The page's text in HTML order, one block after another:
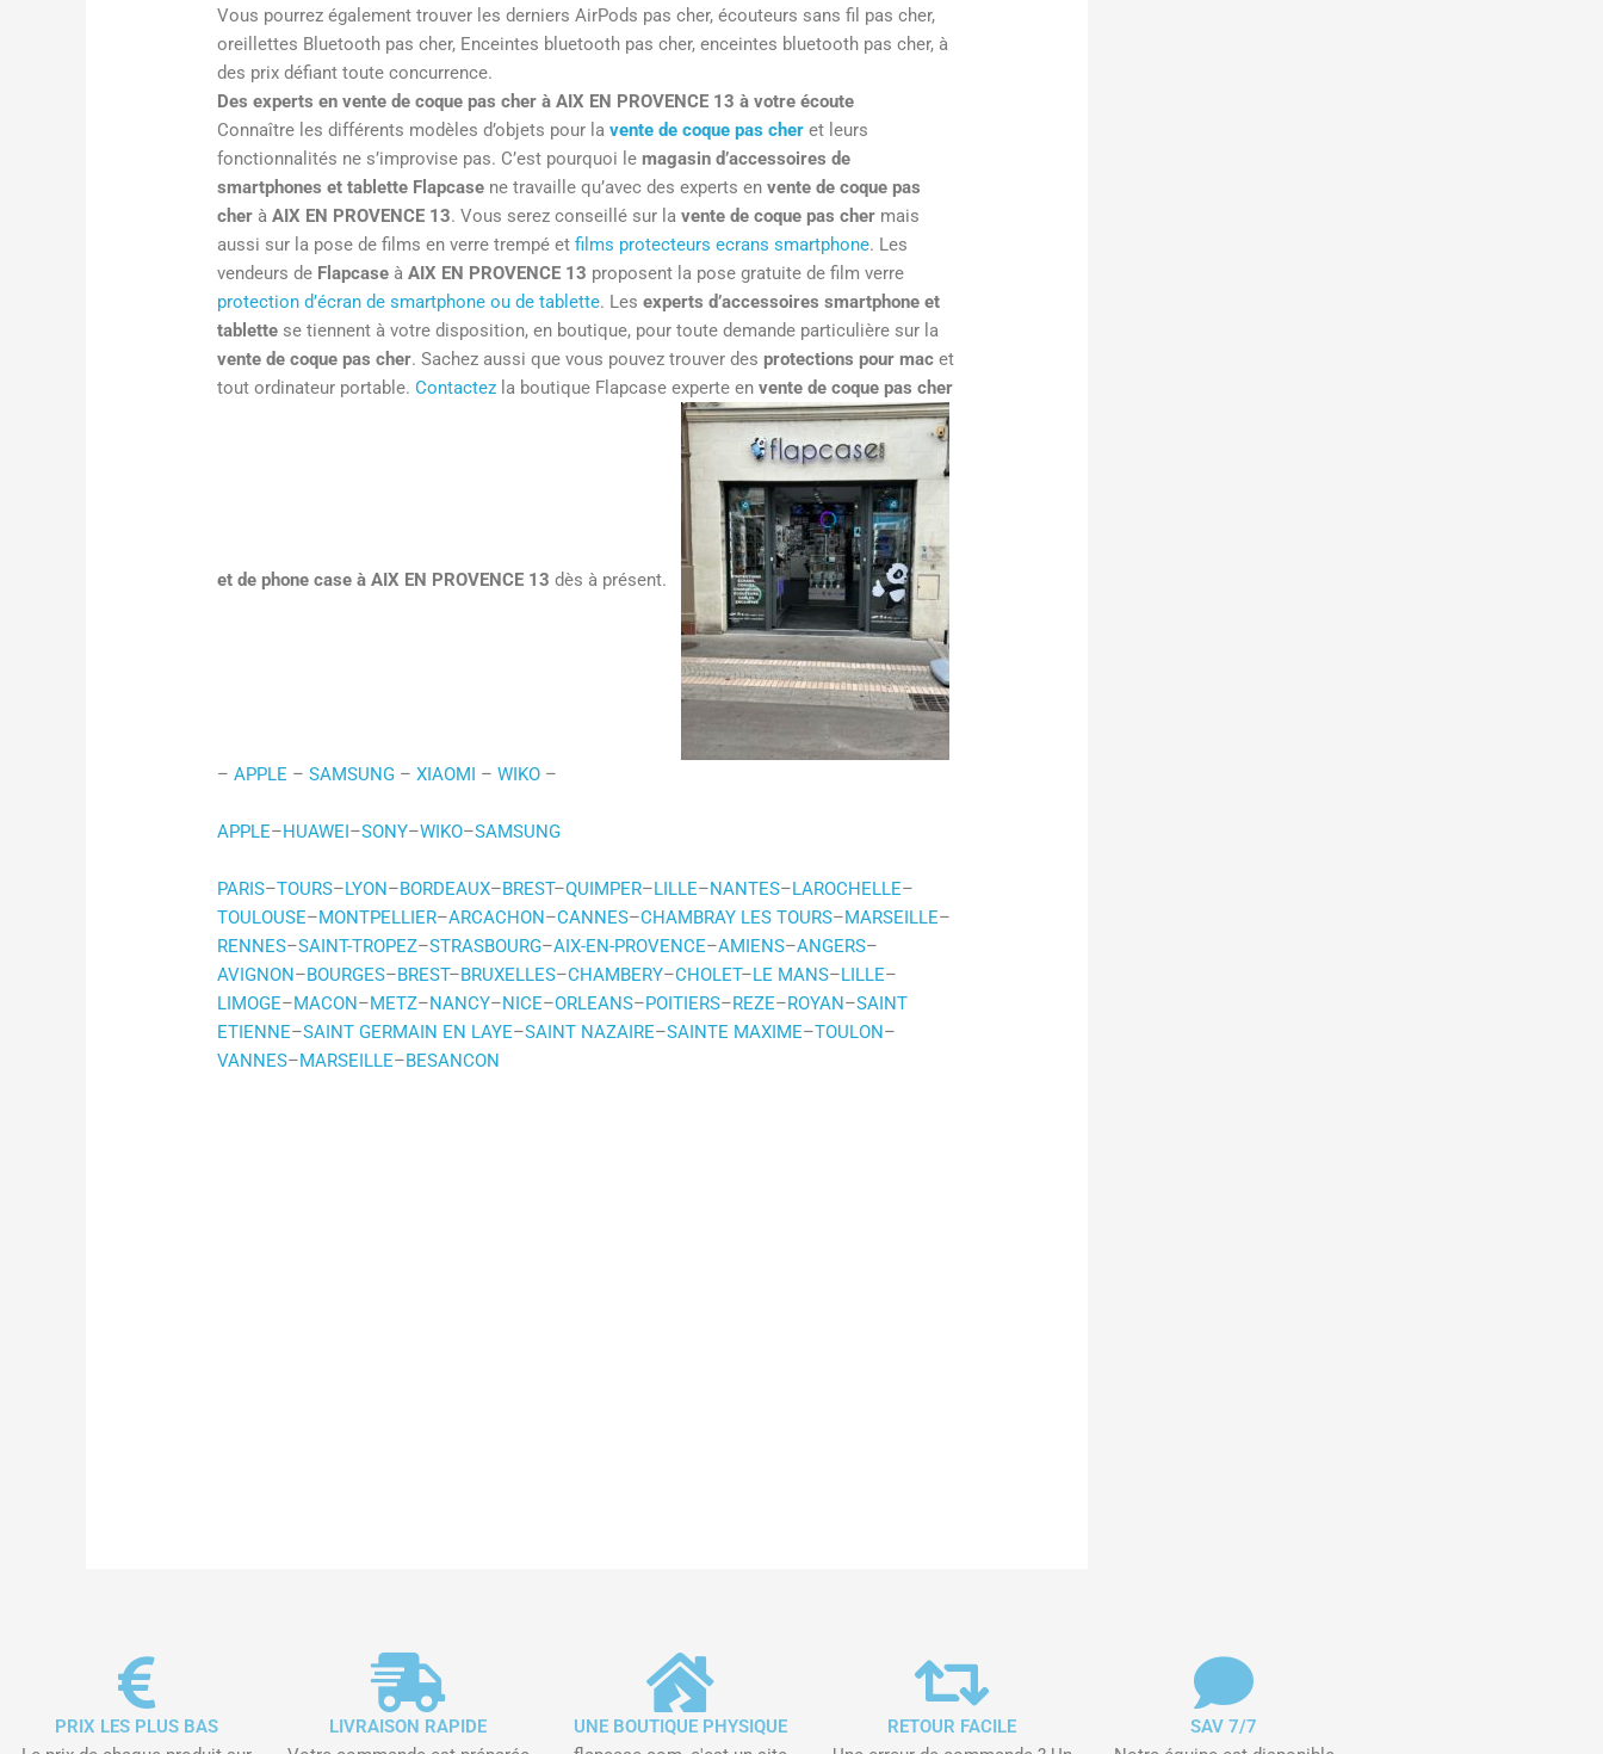
Vous pourrez également trouver les derniers AirPods pas cher, écouteurs sans fil pas cher,
oreillettes Bluetooth pas cher, Enceintes bluetooth pas cher, enceintes bluetooth pas cher, à
des prix défiant toute concurrence.
Des experts en vente de coque pas cher à AIX EN PROVENCE 13 à votre écoute
Connaître les différents modèles d’objets pour lavente de coque pas cher et leurs
fonctionnalités ne s’improvise pas. C’est pourquoi lemagasin d’accessoires de
smartphones et tablette Flapcase ne travaille qu’avec des experts envente de coque pas
cher àAIX EN PROVENCE 13. Vous serez conseillé sur lavente de coque pas cher mais
aussi sur la pose de films en verre trempé etfilms protecteurs ecrans smartphone. Les
vendeurs de Flapcase àAIX EN PROVENCE 13 proposent la pose gratuite de film verre
protection d’écran de smartphone ou de tablette. Lesexperts d’accessoires smartphone et
tablette se tiennent à votre disposition, en boutique, pour toute demande particulière sur la
vente de coque pas cher. Sachez aussi que vous pouvez trouver desprotections pour mac et
tout ordinateur portable.Contactez la boutique Flapcase experte envente de coque pas cher
et de phone case à AIX EN PROVENCE 13 dès à présent.
–APPLE –SAMSUNG –XIAOMI –WIKO –
APPLE–HUAWEI–SONY–WIKO–SAMSUNG
PARIS–TOURS–LYON–BORDEAUX–BREST–QUIMPER–LILLE–NANTES–LAROCHELLE–
TOULOUSE–MONTPELLIER–ARCACHON–CANNES–CHAMBRAY LES TOURS–MARSEILLE–
RENNES–SAINT-TROPEZ–STRASBOURG–AIX-EN-PROVENCE–AMIENS–ANGERS–
AVIGNON–BOURGES–BREST–BRUXELLES–CHAMBERY–CHOLET–LE MANS–LILLE–
LIMOGE–MACON–METZ–NANCY–NICE–ORLEANS–POITIERS–REZE–ROYAN–SAINT
ETIENNE–SAINT GERMAIN EN LAYE–SAINT NAZAIRE–SAINTE MAXIME–TOULON–
VANNES–MARSEILLE–BESANCON
PRIX LES PLUS BAS
LIVRAISON RAPIDE
UNE BOUTIQUE PHYSIQUE
RETOUR FACILE
SAV 7/7